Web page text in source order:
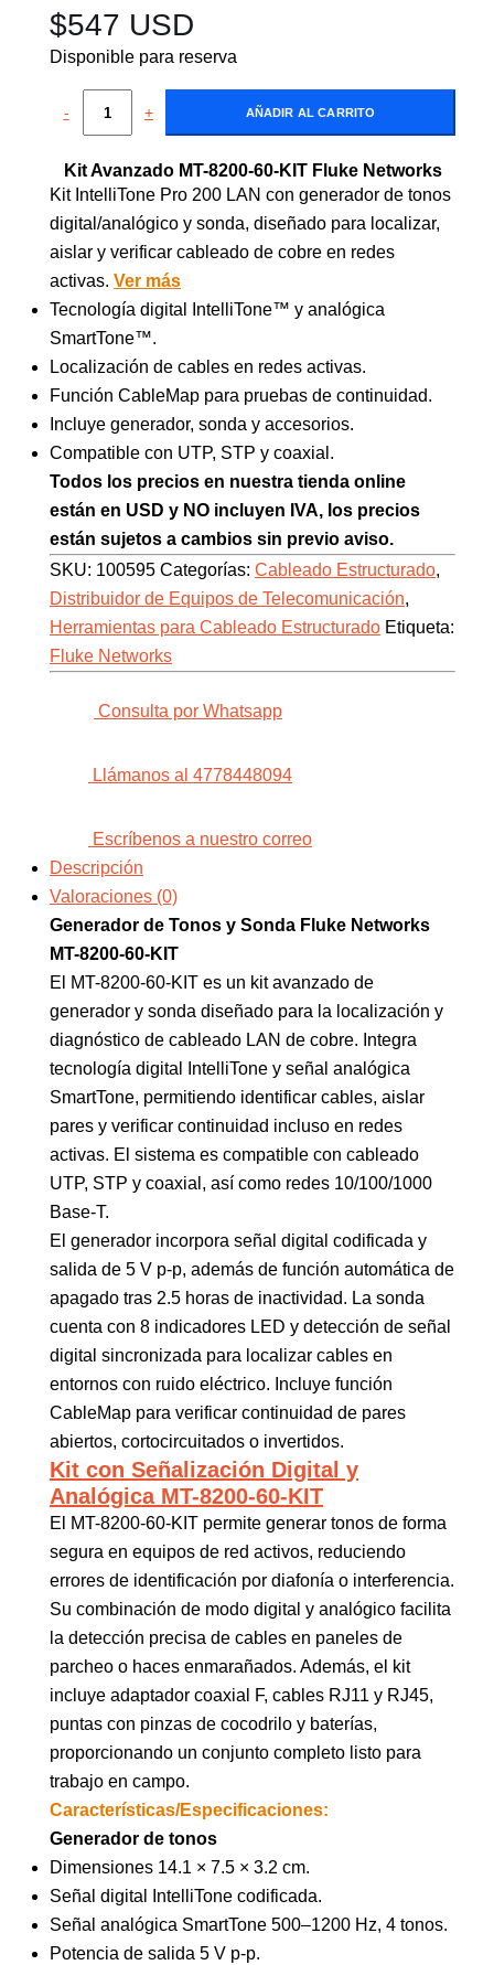
$547 USD
Disponible para reserva
- + AÑADIR AL CARRITO
Kit Avanzado MT-8200-60-KIT Fluke Networks
Kit IntelliTone Pro 200 LAN con generador de tonos
digital/analógico y sonda, diseñado para localizar,
aislar y verificar cableado de cobre en redes
activas. Ver más
Tecnología digital IntelliTone™ y analógica
SmartTone™.
Localización de cables en redes activas.
Función CableMap para pruebas de continuidad.
Incluye generador, sonda y accesorios.
Compatible con UTP, STP y coaxial.
Todos los precios en nuestra tienda online
están en USD y NO incluyen IVA, los precios
están sujetos a cambios sin previo aviso.
SKU: 100595 Categorías: Cableado Estructurado,
Distribuidor de Equipos de Telecomunicación,
Herramientas para Cableado Estructurado Etiqueta:
Fluke Networks
Consulta por Whatsapp
Llámanos al 4778448094
Escríbenos a nuestro correo
Descripción
Valoraciones (0)
Generador de Tonos y Sonda Fluke Networks
MT-8200-60-KIT
El MT-8200-60-KIT es un kit avanzado de
generador y sonda diseñado para la localización y
diagnóstico de cableado LAN de cobre. Integra
tecnología digital IntelliTone y señal analógica
SmartTone, permitiendo identificar cables, aislar
pares y verificar continuidad incluso en redes
activas. El sistema es compatible con cableado
UTP, STP y coaxial, así como redes 10/100/1000
Base-T.
El generador incorpora señal digital codificada y
salida de 5 V p-p, además de función automática de
apagado tras 2.5 horas de inactividad. La sonda
cuenta con 8 indicadores LED y detección de señal
digital sincronizada para localizar cables en
entornos con ruido eléctrico. Incluye función
CableMap para verificar continuidad de pares
abiertos, cortocircuitados o invertidos.
Kit con Señalización Digital y
Analógica MT-8200-60-KIT
El MT-8200-60-KIT permite generar tonos de forma
segura en equipos de red activos, reduciendo
errores de identificación por diafonía o interferencia.
Su combinación de modo digital y analógico facilita
la detección precisa de cables en paneles de
parcheo o haces enmarañados. Además, el kit
incluye adaptador coaxial F, cables RJ11 y RJ45,
puntas con pinzas de cocodrilo y baterías,
proporcionando un conjunto completo listo para
trabajo en campo.
Características/Especificaciones:
Generador de tonos
Dimensiones 14.1 × 7.5 × 3.2 cm.
Señal digital IntelliTone codificada.
Señal analógica SmartTone 500–1200 Hz, 4 tonos.
Potencia de salida 5 V p-p.